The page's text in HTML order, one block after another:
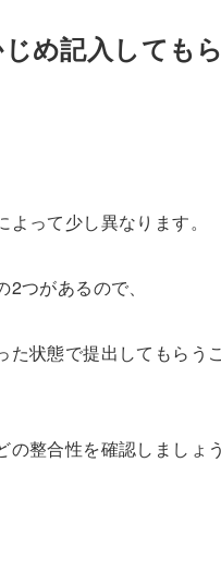
め記入しても
って少し異なります。
つがあるので、
た状態で提出してもらう
の整合性を確認しましょ